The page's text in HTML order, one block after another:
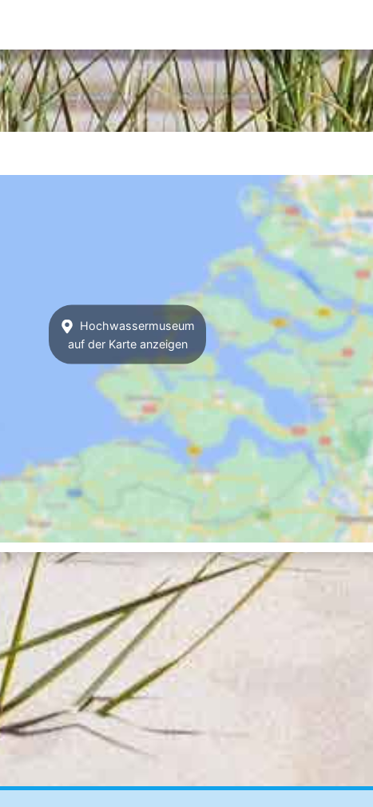
Hochwassermuseum
auf der Karte anzeigen